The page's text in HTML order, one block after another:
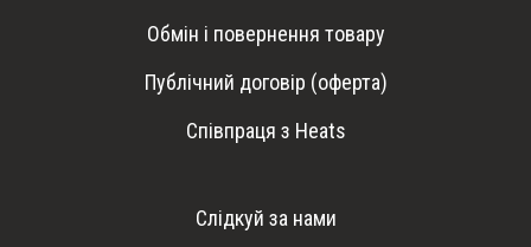
Обмін і повернення товару
Публічний договір (оферта)
Співпраця з Heats
Слідкуй за нами